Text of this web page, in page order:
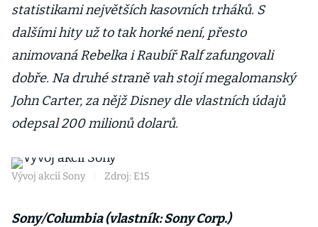
statistikami největších kasovních trháků. S
dalšími hity už to tak horké není, přesto
animovaná Rebelka i Raubíř Ralf zafungovali
dobře. Na druhé straně vah stojí megalomanský
John Carter, za nějž Disney dle vlastních údajů
odepsal 200 milionů dolarů.
Vývoj akcií Sony Zdroj: E15
Sony/Columbia (vlastník: Sony Corp.)